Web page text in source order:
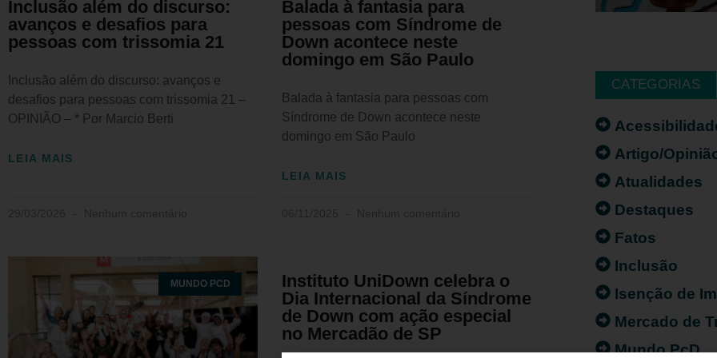
Inclusão além do discurso:
avanços e desafios para
pessoas com trissomia 21
Inclusão além do discurso: avanços e
desafios para pessoas com trissomia 21 –
OPINIÃO – * Por Marcio Berti
LEIA MAIS
Balada à fantasia para
pessoas com Síndrome de
Down acontece neste
domingo em São Paulo
Balada à fantasia para pessoas com
Síndrome de Down acontece neste
domingo em São Paulo
LEIA MAIS
MUNDO PCD
Instituto UniDown celebra o
Dia Internacional da Síndrome
de Down com ação especial
no Mercadão de SP
CATEGORIAS
Artigo/
Atualidades
Destaques
Fatos
Inclusão
Isenção de
Mercado de
Mundo PcD